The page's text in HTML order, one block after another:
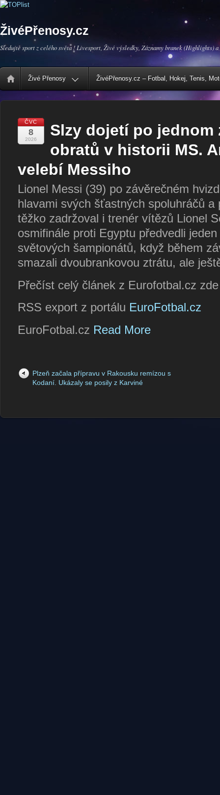
ŽivéPřenosy.cz
Sledujte sport z celého světa ! Livesport, Živé výsledky, Záznamy branek (Highlights) a
Živé Přenosy ŽivéPřenosy.cz – Fotbal, Hokej, Tenis,
ČVC
8
2026
Slzy dojetí po jednom
obratů v historii MS.
velebí Messiho
Lionel Messi (39) po závěrečném
hlavami svých šťastných spoluhráčů
těžko zadržoval i trenér vítězů Lionel
osmifinále proti Egyptu předvedli
světových šampionátů, když během
smazali dvoubrankovou ztrátu, ale
Přečíst celý článek z Eurofotbal.cz
RSS export z portálu EuroFotbal.cz
EuroFotbal.cz Read More
Plzeň začala přípravu v Rakousku remízou s
Kodaní. Ukázaly se posily z Karviné